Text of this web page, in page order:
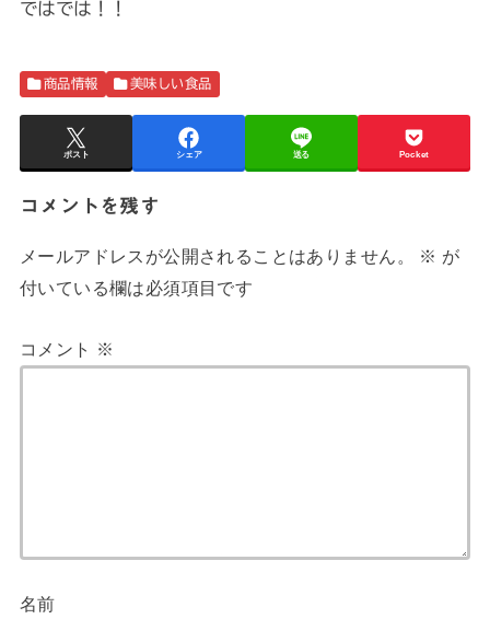
ではでは！！
商品情報 美味しい食品
ポスト シェア 送る Pocket
コメントを残す
メールアドレスが公開されることはありません。 ※ が
付いている欄は必須項目です
コメント ※
名前